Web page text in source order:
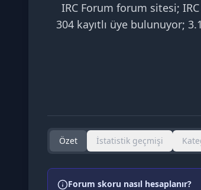
IRC Forum forum sitesi;
304 kayıtlı üye bulunuyor;
Özet İstatistik geçmişi
Forum skoru nasıl hesaplanır?